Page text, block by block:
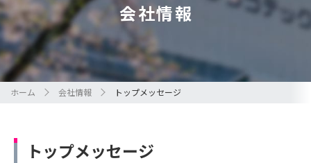
会社情報
ホーム 会社情報 トップメッセージ
トップメッセージ